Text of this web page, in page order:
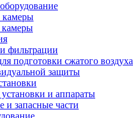
камеры
камеры
фильтрации
подготовки сжатого воздуха
защиты
и аппараты
запасные части